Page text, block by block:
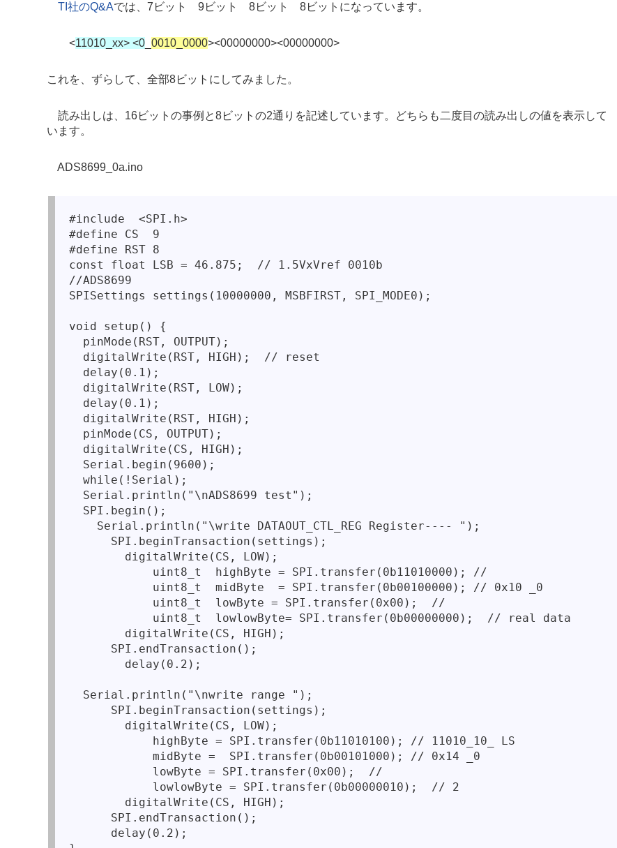
TI社のQ&Aでは、7ビット 9ビット 8ビット 8ビットになっています。
<11010_xx> <0 _0010_0000><00000000><00000000>
これを、ずらして、全部8ビットにしてみました。
読み出しは、16ビットの事例と8ビットの2通りを記述しています。どちらも二度目の読み出しの値を表示して
います。
ADS8699_0a.ino
#include  <SPI.h>
#define CS  9
#define RST 8
const float LSB = 46.875;  // 1.5VxVref 0010b
//ADS8699
SPISettings settings(10000000, MSBFIRST, SPI_MODE0);
void setup() {
  pinMode(RST, OUTPUT);
  digitalWrite(RST, HIGH);  // reset
  delay(0.1);
  digitalWrite(RST, LOW);
  delay(0.1);
  digitalWrite(RST, HIGH);
  pinMode(CS, OUTPUT);
  digitalWrite(CS, HIGH);
  Serial.begin(9600);
  while(!Serial);
  Serial.println("\nADS8699 test");
  SPI.begin();
    Serial.println("\write DATAOUT_CTL_REG Register---- ");
      SPI.beginTransaction(settings);
        digitalWrite(CS, LOW);
            uint8_t  highByte = SPI.transfer(0b11010000); //
            uint8_t  midByte  = SPI.transfer(0b00100000); // 0x10 _0
            uint8_t  lowByte = SPI.transfer(0x00);  //
            uint8_t  lowlowByte= SPI.transfer(0b00000000);  // real data
        digitalWrite(CS, HIGH);
      SPI.endTransaction();
        delay(0.2);
  Serial.println("\nwrite range ");
      SPI.beginTransaction(settings);
        digitalWrite(CS, LOW);
            highByte = SPI.transfer(0b11010100); // 11010_10_ LS
            midByte =  SPI.transfer(0b00101000); // 0x14 _0
            lowByte = SPI.transfer(0x00);  //
            lowlowByte = SPI.transfer(0b00000010);  // 2
        digitalWrite(CS, HIGH);
      SPI.endTransaction();
      delay(0.2);